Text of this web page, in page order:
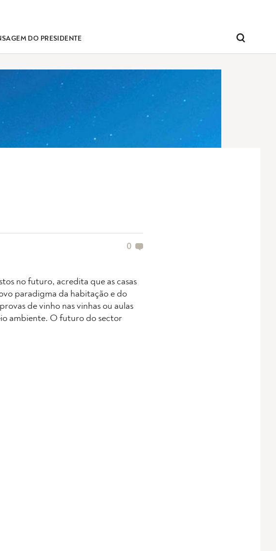
DO PRESIDENTE Pesquisar
0
no futuro, acredita que as casas
paradigma da habitação e do
de vinho nas vinhas ou aulas
ambiente. O futuro do sector